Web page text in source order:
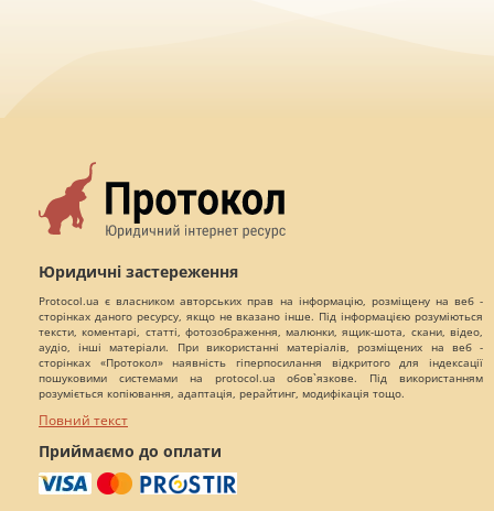
Юридичні застереження
Protocol.ua є власником авторських прав на інформацію, розміщену на веб -
сторінках даного ресурсу, якщо не вказано інше. Під інформацією розуміються
тексти, коментарі, статті, фотозображення, малюнки, ящик-шота, скани, відео,
аудіо, інші матеріали. При використанні матеріалів, розміщених на веб -
сторінках «Протокол» наявність гіперпосилання відкритого для індексації
пошуковими системами на protocol.ua обов`язкове. Під використанням
розуміється копіювання, адаптація, рерайтинг, модифікація тощо.
Повний текст
Приймаємо до оплати